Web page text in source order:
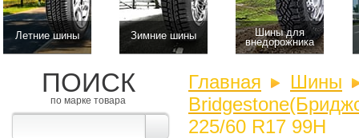
Летние шины Зимние шины
Шины для
внедорожника
ПОИСК
по марке товара
Главная
Шины
225/60 R17 99H